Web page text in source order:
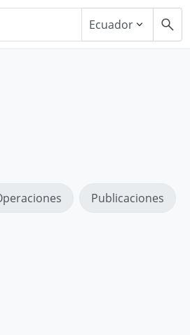
Ecuador
Publicaciones